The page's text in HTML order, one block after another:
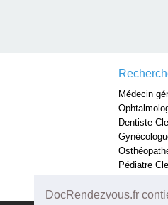
DocRendezvous.fr
Médecin
Dentiste
Pédiatre